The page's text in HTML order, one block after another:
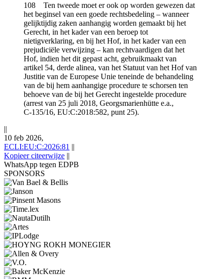
108 Ten tweede moet er ook op worden gewezen dat
het beginsel van een goede rechtsbedeling – wanneer
gelijktijdig zaken aanhangig worden gemaakt bij het
Gerecht, in het kader van een beroep tot
nietigverklaring, en bij het Hof, in het kader van een
prejudiciële verwijzing – kan rechtvaardigen dat het
Hof, indien het dit gepast acht, gebruikmaakt van
artikel 54, derde alinea, van het Statuut van het Hof van
Justitie van de Europese Unie teneinde de behandeling
van de bij hem aanhangige procedure te schorsen ten
behoeve van de bij het Gerecht ingestelde procedure
(arrest van 25 juli 2018, Georgsmarienhütte e.a.,
C‑135/16, EU:C:2018:582, punt 25).
||
10 feb 2026,
ECLI:EU:C:2026:81 ||
Kopieer citeerwijze ||
WhatsApp tegen EDPB
SPONSORS